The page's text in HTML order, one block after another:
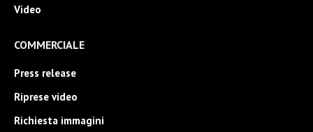
Video
COMMERCIALE
Press release
Riprese video
Richiesta immagini